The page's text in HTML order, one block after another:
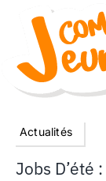
Actualités
Jobs D’été